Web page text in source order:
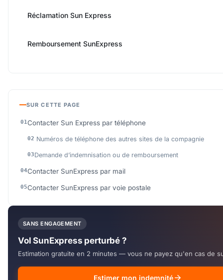
Réclamation Sun Express
Remboursement SunExpress
SUR CETTE PAGE
Contacter Sun Express par téléphone
Numéros de téléphone des autres sites de la compagnie
Demande d’indemnisation ou de remboursement
Contacter SunExpress par mail
Contacter SunExpress par voie postale
SANS ENGAGEMENT
Vol SunExpress perturbé ?
Estimation gratuite en 2 minutes — vous ne payez qu'en cas de
Estimer mon indemnité